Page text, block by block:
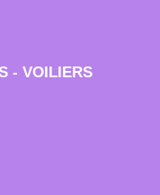
- VOILIERS